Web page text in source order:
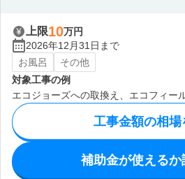
上限10万円
2026年12月31日まで
お風呂
その他
対象工事の例
エコジョーズへの取換え、エコフィー
工事金額の相場
補助金が使えるか